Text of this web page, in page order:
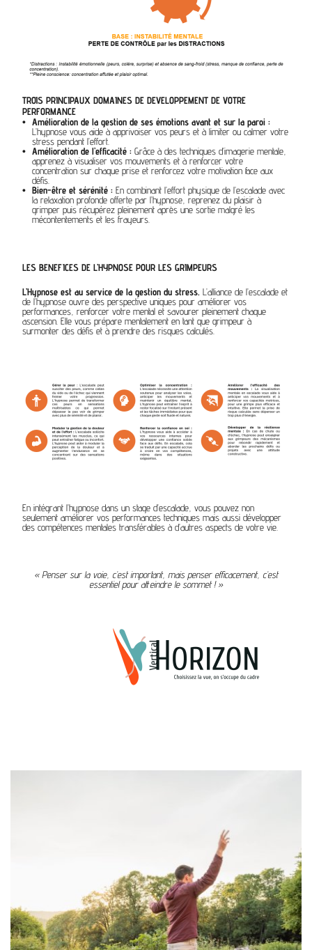
TROIS PRINCIPAUX DOMAINES DE DEVELOPPEMENT DE VOTRE
PERFORMANCE
Amélioration de la gestion de ses émotions avant et sur la paroi :
L’hypnose vous aide à apprivoiser vos peurs et à limiter ou calmer votre
stress pendant l’effort.
Amélioration de l’efficacité : Grâce à des techniques d’imagerie mentale,
apprenez à visualiser vos mouvements et à renforcer votre
concentration sur chaque prise et renforcez votre motivation face aux
défis.
Bien-être et sérénité : En combinant l’effort physique de l’escalade avec
la relaxation profonde offerte par l’hypnose, reprenez du plaisir à
grimper puis récupérez pleinement après une sortie malgré les
mécontentements et les frayeurs.
LES BENEFICES DE L’HYPNOSE POUR LES GRIMPEURS
L’Hypnose est au service de la gestion du stress. L’alliance de l’escalade et
de l’hypnose ouvre des perspective uniques pour améliorer vos
performances, renforcer votre mental et savourer pleinement chaque
ascension. Elle vous prépare mentalement en tant que grimpeur à
surmonter des défis et à prendre des risques calculés.
En intégrant l’hypnose dans un stage d’escalade, vous pouvez non
seulement améliorer vos performances techniques mais aussi développer
des compétences mentales transférables à d’autres aspects de votre vie.
« Penser sur la voie, c’est important, mais penser efficacement, c’est
essentiel pour atteindre le sommet ! »